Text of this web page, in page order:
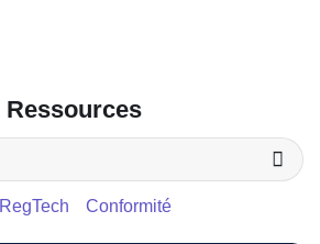
Ressources
RegTech Conformité